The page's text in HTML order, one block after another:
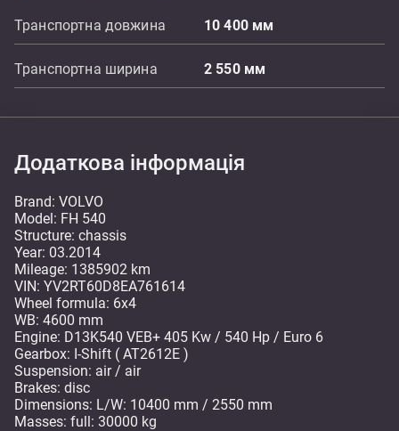
Транспортна довжина 10 400 мм
Транспортна ширина 2 550 мм
Додаткова інформація
Brand: VOLVO
Model: FH 540
Structure: chassis
Year: 03.2014
Mileage: 1385902 km
VIN: YV2RT60D8EA761614
Wheel formula: 6x4
WB: 4600 mm
Engine: D13K540 VEB+ 405 Kw / 540 Hp / Euro 6
Gearbox: I-Shift ( AT2612E )
Suspension: air / air
Brakes: disc
Dimensions: L/W: 10400 mm / 2550 mm
Masses: full: 30000 kg